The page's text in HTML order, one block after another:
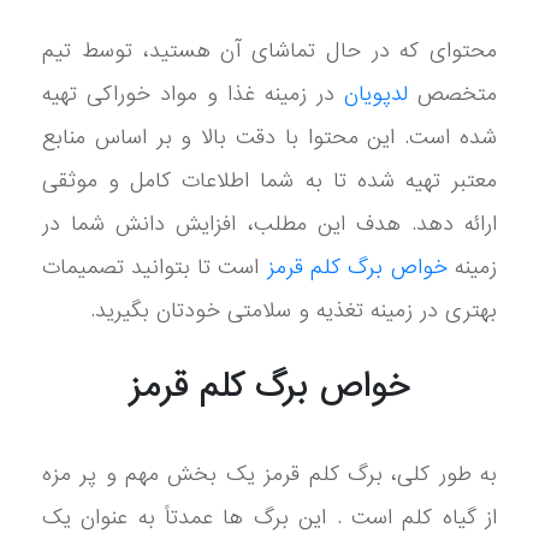
محتوای که در حال تماشای آن هستید، توسط تیم
متخصص لدپویان در زمینه غذا و مواد خوراکی تهیه
شده است. این محتوا با دقت بالا و بر اساس منابع
معتبر تهیه شده تا به شما اطلاعات کامل و موثقی
ارائه دهد. هدف این مطلب، افزایش دانش شما در
زمینهخواص برگ کلم قرمز است تا بتوانید تصمیمات
بهتری در زمینه تغذیه و سلامتی خودتان بگیرید.
خواص برگ کلم قرمز
به طور کلی، برگ کلم قرمز یک بخش مهم و پر مزه
از گیاه کلم است . این برگ ها عمدتاً به عنوان یک